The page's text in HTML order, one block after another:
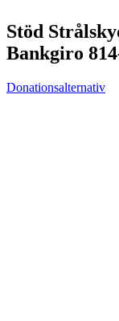
Stöd
Bankgiro
Donationsalternativ